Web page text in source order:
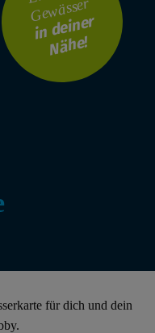
Gewässer
i
n
d
ei
n
er
N
ä
h
e!
für dich und dein